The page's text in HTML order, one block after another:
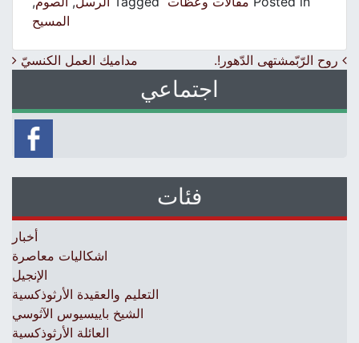
المسيح
Post navigation
روح الرّبّمشتهى الدّهور!. مداميك العمل الكنسيّ
اجتماعي
فئات
أخبار
اشكاليات معاصرة
الإنجيل
التعليم والعقيدة الأرثوذكسية
الشيخ باييسيوس الآثوسي
العائلة الأرثوذكسية